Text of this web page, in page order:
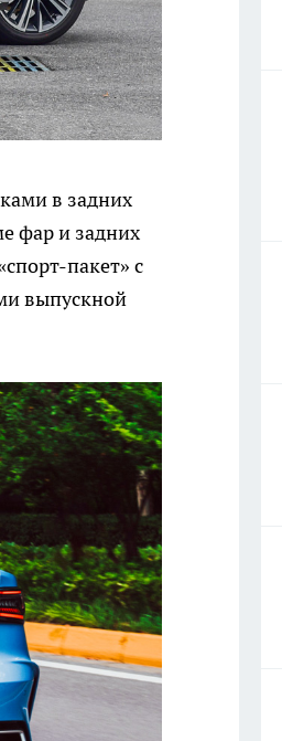
в задних
фар и задних
пакет» с
выпускной